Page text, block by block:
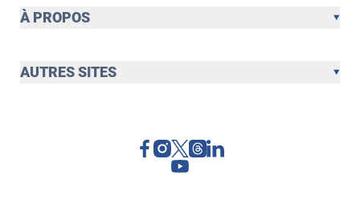
À PROPOS
AUTRES SITES